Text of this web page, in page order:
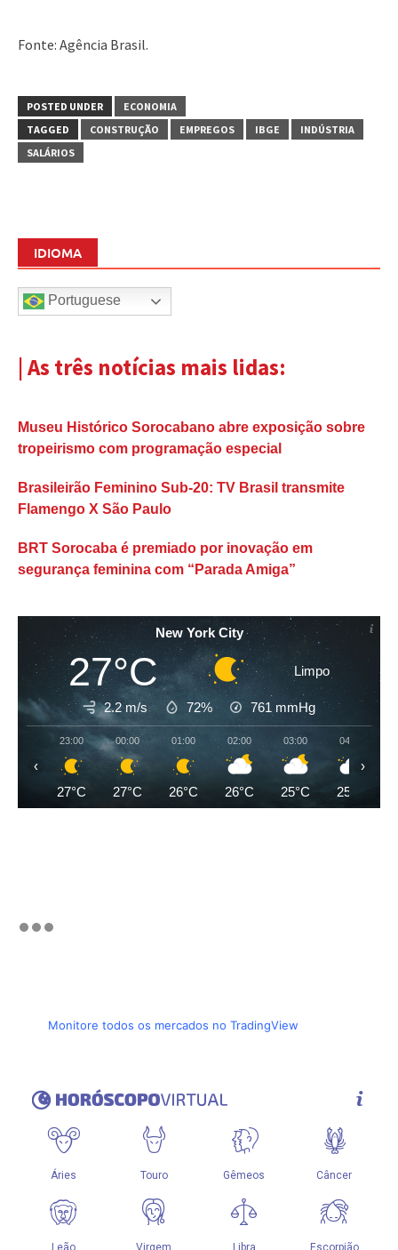
Fonte: Agência Brasil.
POSTED UNDER
ECONOMIA
TAGGED
CONSTRUÇÃO EMPREGOS IBGE
INDÚSTRIA
SALÁRIOS
IDIOMA
Portuguese
| As três notícias mais lidas:
Museu Histórico Sorocabano abre exposição sobre
tropeirismo com programação especial
Brasileirão Feminino Sub-20: TV Brasil transmite
Flamengo X São Paulo
BRT Sorocaba é premiado por inovação em
segurança feminina com “Parada Amiga”
New York City
27°C Limpo
2.2 m/s 72% 761 mmHg
23:00
27°C
00:00
27°C
01:00
26°C
02:00
26°C
03:00
25°C
04:00
25°C
‹ ›
Monitore todos os mercados no TradingView